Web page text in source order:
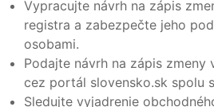
Vypracujte návrh na zápis
registra a zabezpečte jeho
osobami.
Podajte návrh na zápis
cez portál slovensko.sk spolu
Sledujte vyjadrenie